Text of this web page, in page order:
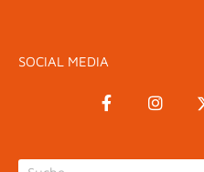
SOCIAL MEDIA